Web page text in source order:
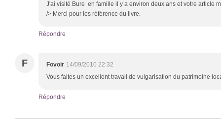
J'ai visité Bure en famille il y a environ deux ans et votre article
/> Merci pour les référence du livre.
Répondre
F Fovoir 14/09/2010 22:32
Vous faites un excellent travail de vulgarisation du patrimoine
Répondre